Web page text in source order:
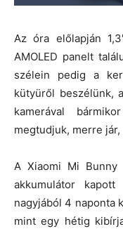
Az óra előlapján
AMOLED panelt
szélein pedig a
kütyüről beszélünk,
kamerával
megtudjuk, merre
A Xiaomi Mi Bunny
akkumulátor
nagyjából 4 naponta
mint egy hétig